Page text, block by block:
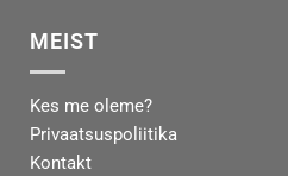
MEIST
Kes me oleme?
Privaatsuspoliitika
Kontakt